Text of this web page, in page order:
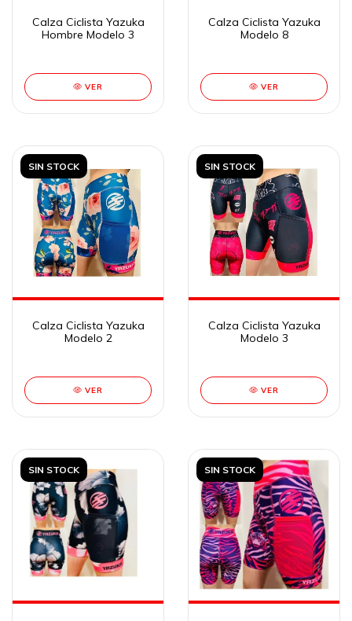
Calza Ciclista Yazuka
Hombre Modelo 3
VER
Calza Ciclista Yazuka
Modelo 8
VER
SIN STOCK
Calza Ciclista Yazuka
Modelo 2
VER
SIN STOCK
Calza Ciclista Yazuka
Modelo 3
VER
SIN STOCK SIN STOCK